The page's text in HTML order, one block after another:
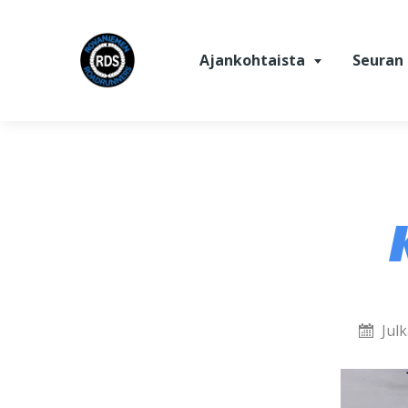
Ajankohtaista